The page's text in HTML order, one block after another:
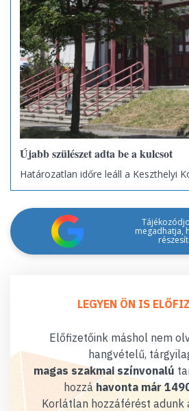
Újabb szülészet adta be a kulcsot
Határozatlan időre leáll a Keszthelyi
megadhatja,
LEGYEN ÖN IS
Előfizetőink máshol nem
hangvételű,
magas szakmai színvonalú
hozzáhavonta már
Korlátlan hozzáférést adunk